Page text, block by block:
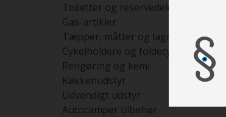
Toiletter og reservedele
Gas-artikler
Tæpper, måtter og lagner
Cykelholdere og foldecykler
Rengøring og kemi
Køkkenudstyr
Udvendigt udstyr
Autocamper tilbehør